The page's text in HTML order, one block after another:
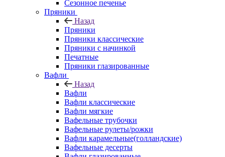
Сезонное печенье
Пряники
Назад
Пряники
Пряники классические
Пряники с начинкой
Печатные
Пряники глазированные
Вафли
Назад
Вафли
Вафли классические
Вафли мягкие
Вафельные трубочки
Вафельные рулеты/рожки
Вафли карамельные(голландские)
Вафельные десерты